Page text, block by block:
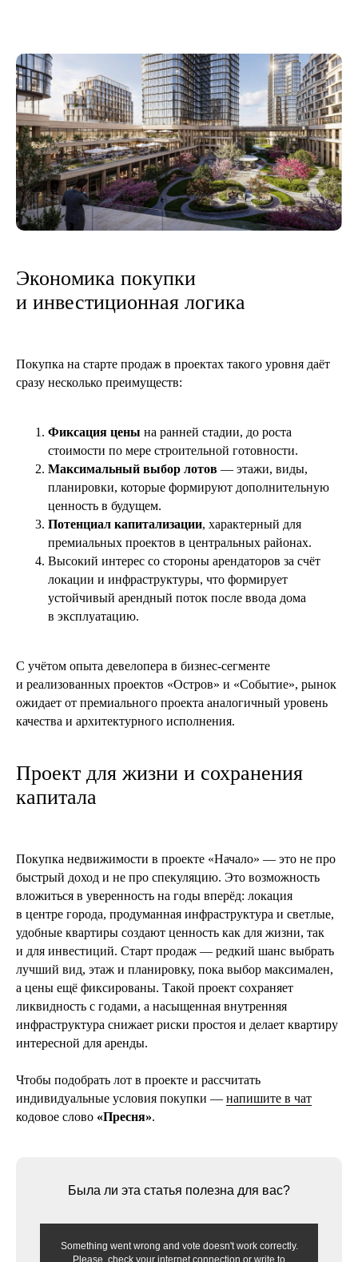
Экономика покупки
и инвестиционная логика
Покупка на старте продаж в проектах такого уровня даёт
сразу несколько преимуществ:
Фиксация цены на ранней стадии, до роста
стоимости по мере строительной готовности.
Максимальный выбор лотов — этажи, виды,
планировки, которые формируют дополнительную
ценность в будущем.
Потенциал капитализации, характерный для
премиальных проектов в центральных районах.
Высокий интерес со стороны арендаторов за счёт
локации и инфраструктуры, что формирует
устойчивый арендный поток после ввода дома
в эксплуатацию.
С учётом опыта девелопера в бизнес-сегменте
и реализованных проектов «Остров» и «Событие», рынок
ожидает от премиального проекта аналогичный уровень
качества и архитектурного исполнения.
Проект для жизни и сохранения
капитала
Покупка недвижимости в проекте «Начало» — это не про
быстрый доход и не про спекуляцию. Это возможность
вложиться в уверенность на годы вперёд: локация
в центре города, продуманная инфраструктура и светлые,
удобные квартиры создают ценность как для жизни, так
и для инвестиций. Старт продаж — редкий шанс выбрать
лучший вид, этаж и планировку, пока выбор максимален,
а цены ещё фиксированы. Такой проект сохраняет
ликвидность с годами, а насыщенная внутренняя
инфраструктура снижает риски простоя и делает квартиру
интересной для аренды.
Чтобы подобрать лот в проекте и рассчитать
индивидуальные условия покупки — напишите в чат
кодовое слово «Пресня».
Была ли эта статья полезна для вас?
Something went wrong and vote doesn't work correctly.
Please, check your internet connection or write to
+7
Я соглашаюсь сполитикой конфиденциальности
Получить консультацию
Похожие статьи
Хамовники в цифрах и фактах: что делает район
история района, инвестиционный
потенциал и разбор ЖК «Luzhniki
Collection»
Новый сегмент с устойчивым спросом и высокой
доходностью
Инвестиции в коммерческую
недвижимость 2026: от ритейла
15 января 2025 4 мин